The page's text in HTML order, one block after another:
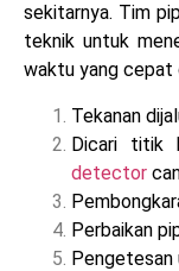
sekitarnya. Tim
teknik untuk
waktu yang cepat
Tekanan
Dicari titik
detector
Perbaikan
Pengetesan